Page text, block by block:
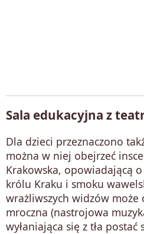
Sala edukacyjna z
Dla dzieci przeznaczono
można w niej obejrzeć
Krakowska, opowiadającą
królu Kraku i smoku
wrażliwszych widzów może
mroczna (nastrojowa
wyłaniająca się z tła